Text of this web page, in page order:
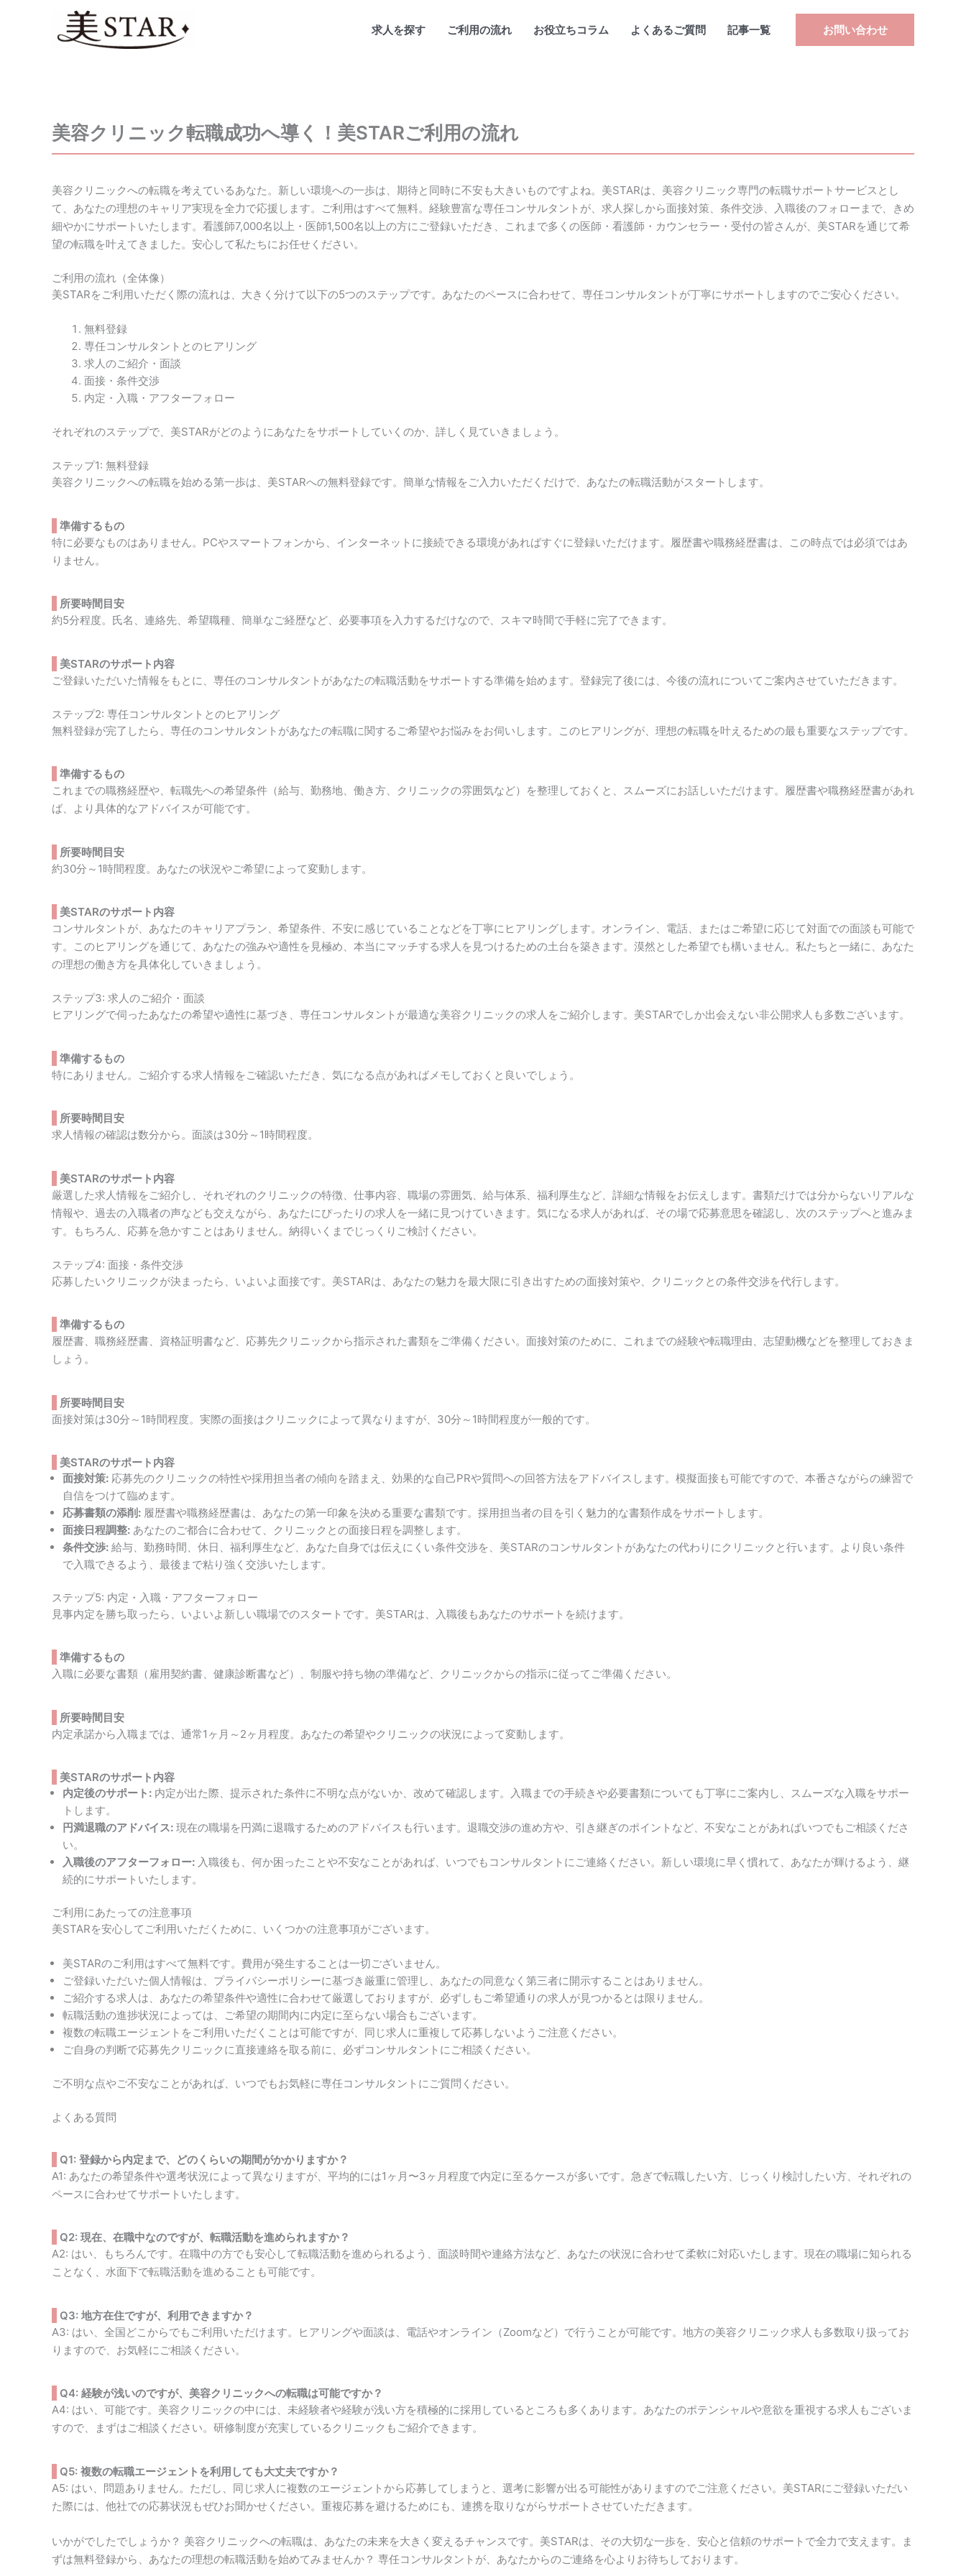
求人を探す ご利用の流れ お役立ちコラム よくあるご質問 記事一覧 お問い合わせ
美容クリニック転職成功へ導く！美STARご利用の流れ
美容クリニックへの転職を考えているあなた。新しい環境への一歩は、期待と同時に不安も大きいものですよね。美STARは、美容クリニック専門の転職サポートサービスとし
て、あなたの理想のキャリア実現を全力で応援します。ご利用はすべて無料。経験豊富な専任コンサルタントが、求人探しから面接対策、条件交渉、入職後のフォローまで、きめ
細やかにサポートいたします。看護師7,000名以上・医師1,500名以上の方にご登録いただき、これまで多くの医師・看護師・カウンセラー・受付の皆さんが、美STARを通じて希
望の転職を叶えてきました。安心して私たちにお任せください。
ご利用の流れ（全体像）
美STARをご利用いただく際の流れは、大きく分けて以下の5つのステップです。あなたのペースに合わせて、専任コンサルタントが丁寧にサポートしますのでご安心ください。
無料登録
専任コンサルタントとのヒアリング
求人のご紹介・面談
面接・条件交渉
内定・入職・アフターフォロー
それぞれのステップで、美STARがどのようにあなたをサポートしていくのか、詳しく見ていきましょう。
ステップ1: 無料登録
美容クリニックへの転職を始める第一歩は、美STARへの無料登録です。簡単な情報をご入力いただくだけで、あなたの転職活動がスタートします。
準備するもの
特に必要なものはありません。PCやスマートフォンから、インターネットに接続できる環境があればすぐに登録いただけます。履歴書や職務経歴書は、この時点では必須ではあ
りません。
所要時間目安
約5分程度。氏名、連絡先、希望職種、簡単なご経歴など、必要事項を入力するだけなので、スキマ時間で手軽に完了できます。
美STARのサポート内容
ご登録いただいた情報をもとに、専任のコンサルタントがあなたの転職活動をサポートする準備を始めます。登録完了後には、今後の流れについてご案内させていただきます。
ステップ2: 専任コンサルタントとのヒアリング
無料登録が完了したら、専任のコンサルタントがあなたの転職に関するご希望やお悩みをお伺いします。このヒアリングが、理想の転職を叶えるための最も重要なステップです。
準備するもの
これまでの職務経歴や、転職先への希望条件（給与、勤務地、働き方、クリニックの雰囲気など）を整理しておくと、スムーズにお話しいただけます。履歴書や職務経歴書があれ
ば、より具体的なアドバイスが可能です。
所要時間目安
約30分～1時間程度。あなたの状況やご希望によって変動します。
美STARのサポート内容
コンサルタントが、あなたのキャリアプラン、希望条件、不安に感じていることなどを丁寧にヒアリングします。オンライン、電話、またはご希望に応じて対面での面談も可能で
す。このヒアリングを通じて、あなたの強みや適性を見極め、本当にマッチする求人を見つけるための土台を築きます。漠然とした希望でも構いません。私たちと一緒に、あなた
の理想の働き方を具体化していきましょう。
ステップ3: 求人のご紹介・面談
ヒアリングで伺ったあなたの希望や適性に基づき、専任コンサルタントが最適な美容クリニックの求人をご紹介します。美STARでしか出会えない非公開求人も多数ございます。
準備するもの
特にありません。ご紹介する求人情報をご確認いただき、気になる点があればメモしておくと良いでしょう。
所要時間目安
求人情報の確認は数分から。面談は30分～1時間程度。
美STARのサポート内容
厳選した求人情報をご紹介し、それぞれのクリニックの特徴、仕事内容、職場の雰囲気、給与体系、福利厚生など、詳細な情報をお伝えします。書類だけでは分からないリアルな
情報や、過去の入職者の声なども交えながら、あなたにぴったりの求人を一緒に見つけていきます。気になる求人があれば、その場で応募意思を確認し、次のステップへと進みま
す。もちろん、応募を急かすことはありません。納得いくまでじっくりご検討ください。
ステップ4: 面接・条件交渉
応募したいクリニックが決まったら、いよいよ面接です。美STARは、あなたの魅力を最大限に引き出すための面接対策や、クリニックとの条件交渉を代行します。
準備するもの
履歴書、職務経歴書、資格証明書など、応募先クリニックから指示された書類をご準備ください。面接対策のために、これまでの経験や転職理由、志望動機などを整理しておきま
しょう。
所要時間目安
面接対策は30分～1時間程度。実際の面接はクリニックによって異なりますが、30分～1時間程度が一般的です。
美STARのサポート内容
面接対策: 応募先のクリニックの特性や採用担当者の傾向を踏まえ、効果的な自己PRや質問への回答方法をアドバイスします。模擬面接も可能ですので、本番さながらの練習で
自信をつけて臨めます。
応募書類の添削: 履歴書や職務経歴書は、あなたの第一印象を決める重要な書類です。採用担当者の目を引く魅力的な書類作成をサポートします。
面接日程調整: あなたのご都合に合わせて、クリニックとの面接日程を調整します。
条件交渉: 給与、勤務時間、休日、福利厚生など、あなた自身では伝えにくい条件交渉を、美STARのコンサルタントがあなたの代わりにクリニックと行います。より良い条件
で入職できるよう、最後まで粘り強く交渉いたします。
ステップ5: 内定・入職・アフターフォロー
見事内定を勝ち取ったら、いよいよ新しい職場でのスタートです。美STARは、入職後もあなたのサポートを続けます。
準備するもの
入職に必要な書類（雇用契約書、健康診断書など）、制服や持ち物の準備など、クリニックからの指示に従ってご準備ください。
所要時間目安
内定承諾から入職までは、通常1ヶ月～2ヶ月程度。あなたの希望やクリニックの状況によって変動します。
美STARのサポート内容
内定後のサポート: 内定が出た際、提示された条件に不明な点がないか、改めて確認します。入職までの手続きや必要書類についても丁寧にご案内し、スムーズな入職をサポー
トします。
円満退職のアドバイス: 現在の職場を円満に退職するためのアドバイスも行います。退職交渉の進め方や、引き継ぎのポイントなど、不安なことがあればいつでもご相談くださ
い。
入職後のアフターフォロー: 入職後も、何か困ったことや不安なことがあれば、いつでもコンサルタントにご連絡ください。新しい環境に早く慣れて、あなたが輝けるよう、継
続的にサポートいたします。
ご利用にあたっての注意事項
美STARを安心してご利用いただくために、いくつかの注意事項がございます。
美STARのご利用はすべて無料です。費用が発生することは一切ございません。
ご登録いただいた個人情報は、プライバシーポリシーに基づき厳重に管理し、あなたの同意なく第三者に開示することはありません。
ご紹介する求人は、あなたの希望条件や適性に合わせて厳選しておりますが、必ずしもご希望通りの求人が見つかるとは限りません。
転職活動の進捗状況によっては、ご希望の期間内に内定に至らない場合もございます。
複数の転職エージェントをご利用いただくことは可能ですが、同じ求人に重複して応募しないようご注意ください。
ご自身の判断で応募先クリニックに直接連絡を取る前に、必ずコンサルタントにご相談ください。
ご不明な点やご不安なことがあれば、いつでもお気軽に専任コンサルタントにご質問ください。
よくある質問
Q1: 登録から内定まで、どのくらいの期間がかかりますか？
A1: あなたの希望条件や選考状況によって異なりますが、平均的には1ヶ月〜3ヶ月程度で内定に至るケースが多いです。急ぎで転職したい方、じっくり検討したい方、それぞれの
ペースに合わせてサポートいたします。
Q2: 現在、在職中なのですが、転職活動を進められますか？
A2: はい、もちろんです。在職中の方でも安心して転職活動を進められるよう、面談時間や連絡方法など、あなたの状況に合わせて柔軟に対応いたします。現在の職場に知られる
ことなく、水面下で転職活動を進めることも可能です。
Q3: 地方在住ですが、利用できますか？
A3: はい、全国どこからでもご利用いただけます。ヒアリングや面談は、電話やオンライン（Zoomなど）で行うことが可能です。地方の美容クリニック求人も多数取り扱ってお
りますので、お気軽にご相談ください。
Q4: 経験が浅いのですが、美容クリニックへの転職は可能ですか？
A4: はい、可能です。美容クリニックの中には、未経験者や経験が浅い方を積極的に採用しているところも多くあります。あなたのポテンシャルや意欲を重視する求人もございま
すので、まずはご相談ください。研修制度が充実しているクリニックもご紹介できます。
Q5: 複数の転職エージェントを利用しても大丈夫ですか？
A5: はい、問題ありません。ただし、同じ求人に複数のエージェントから応募してしまうと、選考に影響が出る可能性がありますのでご注意ください。美STARにご登録いただい
た際には、他社での応募状況もぜひお聞かせください。重複応募を避けるためにも、連携を取りながらサポートさせていただきます。
いかがでしたでしょうか？ 美容クリニックへの転職は、あなたの未来を大きく変えるチャンスです。美STARは、その大切な一歩を、安心と信頼のサポートで全力で支えます。ま
ずは無料登録から、あなたの理想の転職活動を始めてみませんか？ 専任コンサルタントが、あなたからのご連絡を心よりお待ちしております。